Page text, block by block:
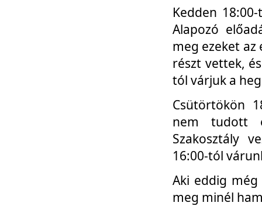
Kedden
Alapozó
meg ezeket
részt vettek,
tól várjuk a
Csütörtökön
nem tudott
Szakosztály
16:00-tól
Aki eddig
meg minél